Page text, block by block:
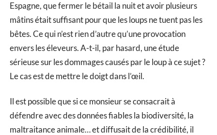
Espagne, que fermer le bétail la nuit et avoir plusieurs
mâtins était suffisant pour que les loups ne tuent pas les
bêtes. Ce qui n’est rien d’autre qu’une provocation
envers les éleveurs. A-t-il, par hasard, une étude
sérieuse sur les dommages causés par le loup à ce sujet ?
Le cas est de mettre le doigt dans l’œil.
Il est possible que si ce monsieur se consacrait à
défendre avec des données fiables la biodiversité, la
maltraitance animale… et diffusait de la crédibilité, il